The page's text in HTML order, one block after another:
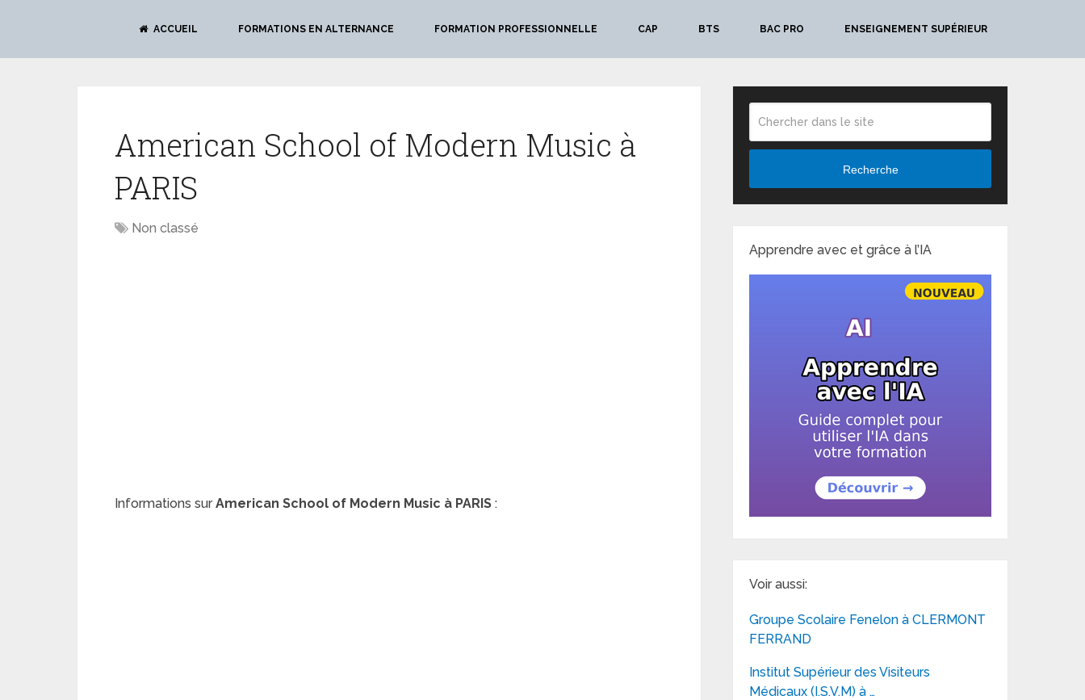
ACCUEIL FORMATIONS EN ALTERNANCE FORMATION PROFESSIONNELLE CAP BTS BAC PRO ENSEIGNEMENT SUPÉRIEUR
American School of Modern Music à
PARIS
Non classé
Informations sur American School of Modern Music à PARIS :
Recherche
Apprendre avec et grâce à l’IA
Voir aussi:
Groupe Scolaire Fenelon à CLERMONT
FERRAND
Institut Supérieur des Visiteurs
Médicaux (I.S.V.M) à …